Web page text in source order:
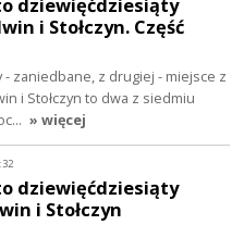
i Stołczyn. Część
zaniedbane, z drugiej - miejsce z
i Stołczyn to dwa z siedmiu
» więcej
dziewięćdziesiąty
i Stołczyn